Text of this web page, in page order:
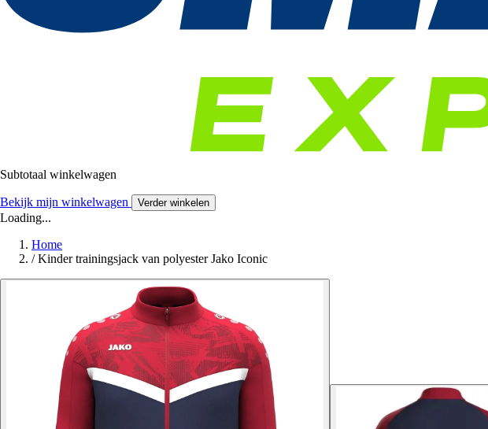
Subtotaal winkelwagen
Bekijk mijn winkelwagen Verder winkelen
Loading...
Home
/ Kinder trainingsjack van polyester Jako Iconic